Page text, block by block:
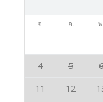
จ. อ. พ.
4
5 6
11
12